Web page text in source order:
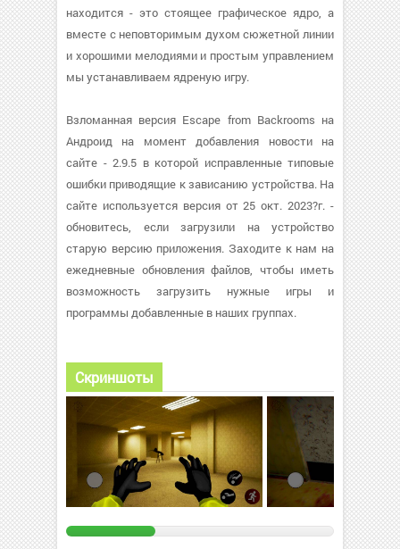
находится - это стоящее графическое ядро, а
вместе с неповторимым духом сюжетной линии
и хорошими мелодиями и простым управлением
мы устанавливаем ядреную игру.
Взломанная версия Escape from Backrooms на
Андроид на момент добавления новости на
сайте - 2.9.5 в которой исправленные типовые
ошибки приводящие к зависанию устройства. На
сайте используется версия от 25 окт. 2023?г. -
обновитесь, если загрузили на устройство
старую версию приложения. Заходите к нам на
ежедневные обновления файлов, чтобы иметь
возможность загрузить нужные игры и
программы добавленные в наших группах.
Скриншоты